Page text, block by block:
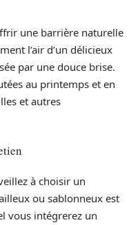
une barrière naturelle
l’air d’un délicieux
par une douce brise.
au printemps et en
et autres
à choisir un
ou sablonneux est
vous intégrerez un